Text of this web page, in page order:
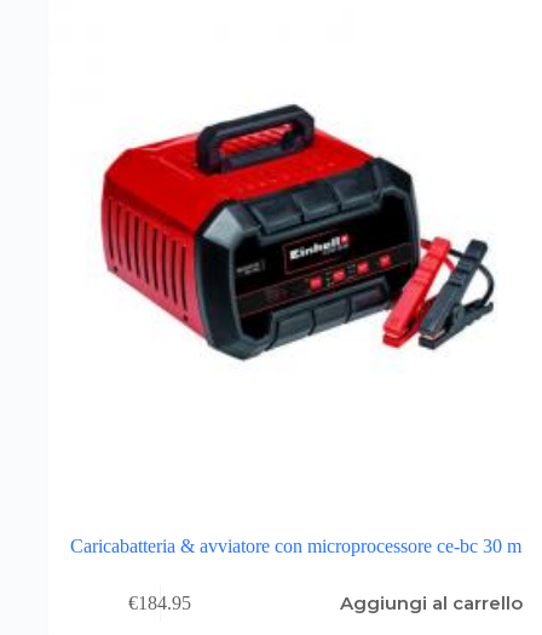
Caricabatteria & avviatore con microprocessore ce-bc 30 m
€184.95 Aggiungi al carrello